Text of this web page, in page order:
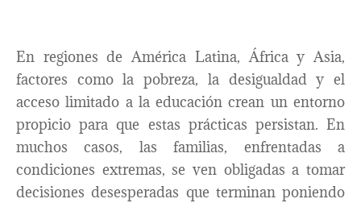
En regiones de América Latina, África y Asia,
factores como la pobreza, la desigualdad y el
acceso limitado a la educación crean un entorno
propicio para que estas prácticas persistan. En
muchos casos, las familias, enfrentadas a
condiciones extremas, se ven obligadas a tomar
decisiones desesperadas que terminan poniendo